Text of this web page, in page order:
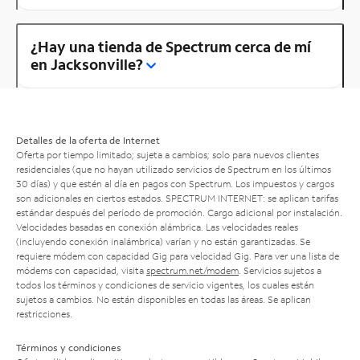
¿Hay una tienda de Spectrum cerca de mí
en Jacksonville?
Detalles de la oferta de Internet
Oferta por tiempo limitado; sujeta a cambios; solo para nuevos clientes
residenciales (que no hayan utilizado servicios de Spectrum en los últimos
30 días) y que estén al día en pagos con Spectrum. Los impuestos y cargos
son adicionales en ciertos estados. SPECTRUM INTERNET: se aplican tarifas
estándar después del período de promoción. Cargo adicional por instalación.
Velocidades basadas en conexión alámbrica. Las velocidades reales
(incluyendo conexión inalámbrica) varían y no están garantizadas. Se
requiere módem con capacidad Gig para velocidad Gig. Para ver una lista de
módems con capacidad, visita spectrum.net/modem . Servicios sujetos a
todos los términos y condiciones de servicio vigentes, los cuales están
sujetos a cambios. No están disponibles en todas las áreas. Se aplican
restricciones.
Términos y condiciones